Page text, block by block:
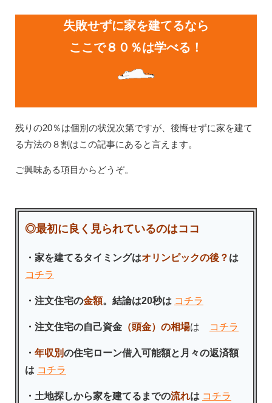
失敗せずに家を建てるなら
ここで８０％は学べる！
残りの20％は個別の状況次第ですが、後悔せずに家を建て
る方法の８割はこの記事にあると言えます。
ご興味ある項目からどうぞ。
◎最初に良く見られているのはココ
・家を建てるタイミングはオリンピックの後？ は
コチラ
・注文住宅の金額。結論は20秒は コチラ
・注文住宅の自己資金 （頭金）の相場は コチラ
・ 年収別の住宅ローン借入可能額と月々の返済額
は コチラ
・土地探しから家を建てるまでの流れは コチラ